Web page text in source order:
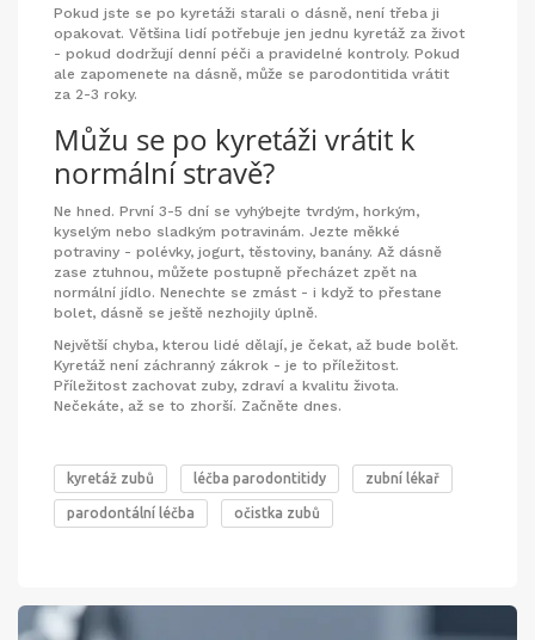
Pokud jste se po kyretáži starali o dásně, není třeba ji
opakovat. Většina lidí potřebuje jen jednu kyretáž za život
- pokud dodržují denní péči a pravidelné kontroly. Pokud
ale zapomenete na dásně, může se parodontitida vrátit
za 2-3 roky.
Můžu se po kyretáži vrátit k
normální stravě?
Ne hned. První 3-5 dní se vyhýbejte tvrdým, horkým,
kyselým nebo sladkým potravinám. Jezte měkké
potraviny - polévky, jogurt, těstoviny, banány. Až dásně
zase ztuhnou, můžete postupně přecházet zpět na
normální jídlo. Nenechte se zmást - i když to přestane
bolet, dásně se ještě nezhojily úplně.
Největší chyba, kterou lidé dělají, je čekat, až bude bolět.
Kyretáž není záchranný zákrok - je to příležitost.
Příležitost zachovat zuby, zdraví a kvalitu života.
Nečekáte, až se to zhorší. Začněte dnes.
kyretáž zubů léčba parodontitidy zubní lékař
parodontální léčba očistka zubů